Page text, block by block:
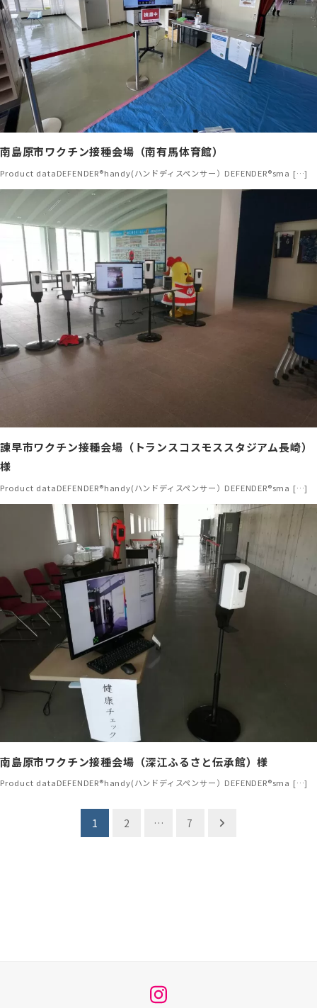
南島原市ワクチン接種会場（南有馬体育館）
Product dataDEFENDER®handy(ハンドディスペンサー）DEFENDER®sma […]
諫早市ワクチン接種会場（トランスコスモススタジアム長崎）
様
Product dataDEFENDER®handy(ハンドディスペンサー）DEFENDER®sma […]
南島原市ワクチン接種会場（深江ふるさと伝承館）様
Product dataDEFENDER®handy(ハンドディスペンサー）DEFENDER®sma […]
1 2 … 7
メ